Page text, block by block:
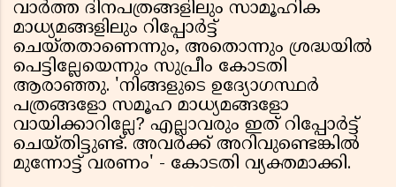
വാർത്ത ദിനപത്രങ്ങളിലും സാമൂഹിക
മാധ്യമങ്ങളിലും റിപ്പോർട്ട്
ചെയ്തതാണെന്നും, അതൊന്നും ശ്രദ്ധയിൽ
പെട്ടില്ലേയെന്നും സുപ്രീം കോടതി
ആരാഞ്ഞു. 'നിങ്ങളുടെ ഉദ്യോഗസ്ഥർ
പത്രങ്ങളോ സമൂഹ മാധ്യമങ്ങളോ
വായിക്കാറില്ലേ? എല്ലാവരും ഇത് റിപ്പോർട്ട്
ചെയ്തിട്ടുണ്ട്. അവർക്ക് അറിവുണ്ടെങ്കിൽ
മുന്നോട്ട് വരണം' - കോടതി വ്യക്തമാക്കി.